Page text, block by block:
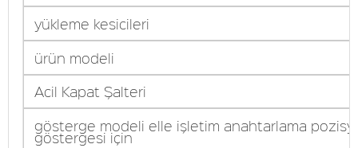
yükleme kesicileri
ürün modeli
Acil Kapat Şalteri
gösterge modeli elle işletim anahtarlama
göstergesi için